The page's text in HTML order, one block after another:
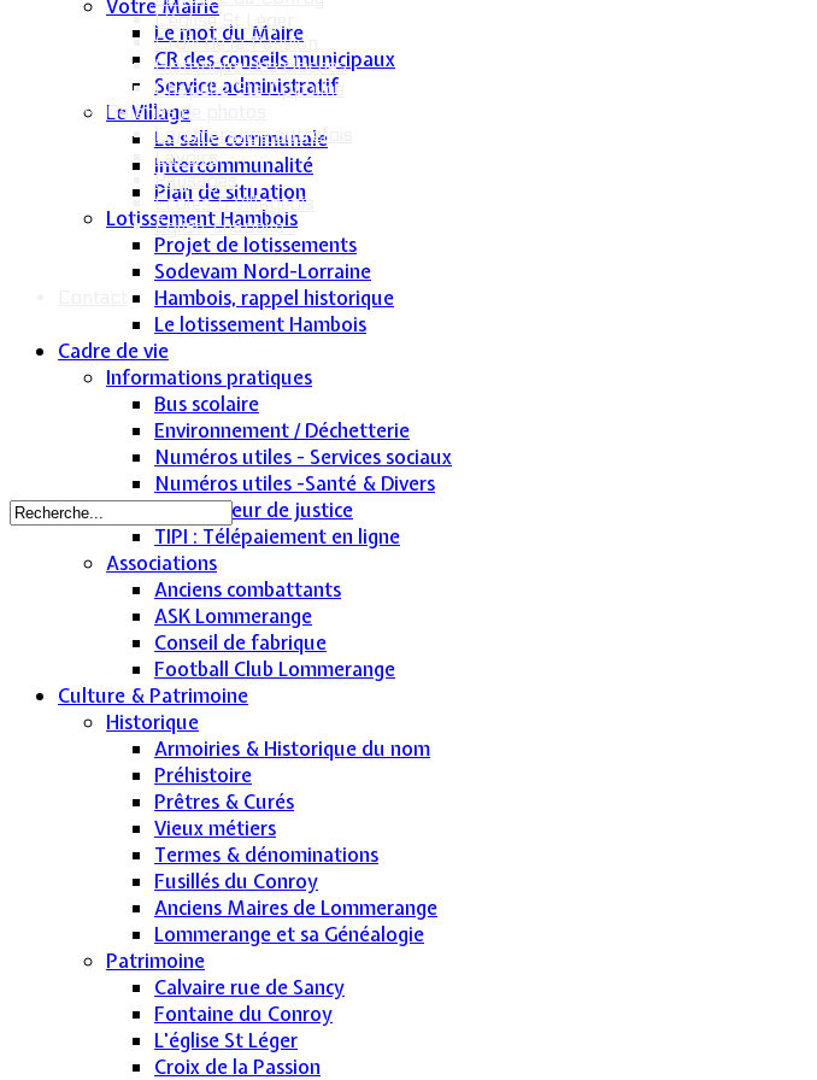
L'église St Léger
Croix de la Passion
Historique des cloches
Chapelle Ste Appoline
Galeries de photos
Lommerange autrefois
Lavoirs
Paysages
Écoles & Villageois
Église, chapelle...
Votre Mairie
Le mot du Maire
CR des conseils municipaux
Service administratif
Le Village
La salle communale
Intercommunalité
Plan de situation
Lotissement Hambois
Projet de lotissements
Sodevam Nord-Lorraine
Hambois, rappel historique
Le lotissement Hambois
Cadre de vie
Informations pratiques
Bus scolaire
Environnement / Déchetterie
Numéros utiles - Services sociaux
Numéros utiles -Santé & Divers
Conciliateur de justice
TIPI : Télépaiement en ligne
Associations
Anciens combattants
ASK Lommerange
Conseil de fabrique
Football Club Lommerange
Culture & Patrimoine
Historique
Armoiries & Historique du nom
Préhistoire
Prêtres & Curés
Vieux métiers
Termes & dénominations
Fusillés du Conroy
Anciens Maires de Lommerange
Lommerange et sa Généalogie
Patrimoine
Calvaire rue de Sancy
Fontaine du Conroy
L'église St Léger
Croix de la Passion